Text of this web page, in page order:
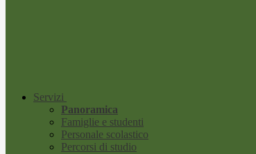
Servizi
Panoramica
Famiglie e studenti
Personale scolastico
Percorsi di studio